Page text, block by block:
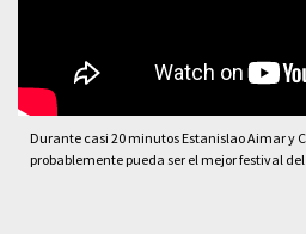
Durante casi 20 minutos Estanislao Aimar y
probablemente pueda ser el mejor festival